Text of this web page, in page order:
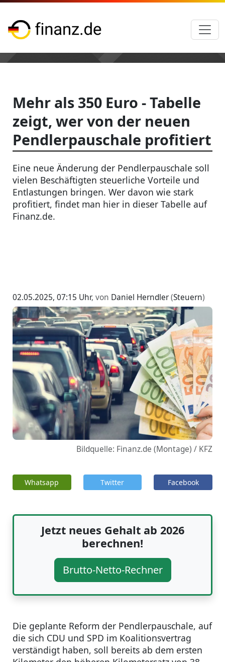
Mehr als 350 Euro - Tabelle
zeigt, wer von der neuen
Pendlerpauschale profitiert
Eine neue Änderung der Pendlerpauschale soll
vielen Beschäftigten steuerliche Vorteile und
Entlastungen bringen. Wer davon wie stark
profitiert, findet man hier in dieser Tabelle auf
Finanz.de.
02.05.2025, 07:15 Uhr, von Daniel Herndler(Steuern)
Bildquelle: Finanz.de (Montage) / KFZ
Whatsapp Twitter Facebook
Jetzt neues Gehalt ab 2026
berechnen!
Brutto-Netto-Rechner
Die geplante Reform der Pendlerpauschale, auf
die sich CDU und SPD im Koalitionsvertrag
verständigt haben, soll bereits ab dem ersten